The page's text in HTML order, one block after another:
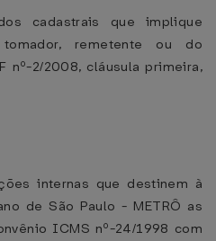
cadastrais que implique
remetente ou do
nº-2/2008, cláusula primeira,
internas que destinem à
de São Paulo - METRÔ as
ICMS nº-24/1998 com